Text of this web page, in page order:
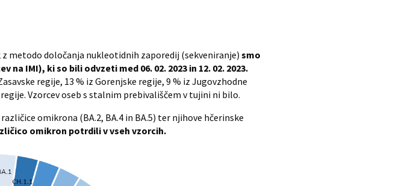
z metodo določanja nukleotidnih zaporedij (sekveniranje) smo
na IMI), ki so bili odvzeti med 06. 02. 2023 in 12. 02. 2023.
regije, 13 % iz Gorenjske regije, 9 % iz Jugovzhodne
Vzorcev oseb s stalnim prebivališčem v tujini ni bilo.
omikrona (BA.2, BA.4 in BA.5) ter njihove hčerinske
omikron potrdili v vseh vzorcih.